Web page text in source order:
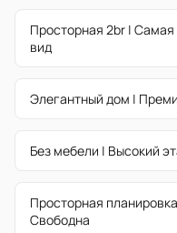
Просторная 2br |
вид
Элегантный дом |
Без мебели | Высокий
Просторная
Свободна